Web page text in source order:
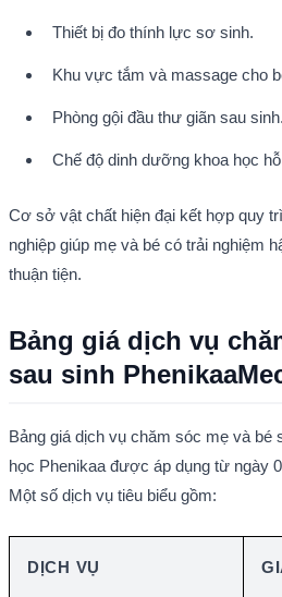
Thiết bị đo thính lực sơ sinh.
Khu vực tắm và massage cho
Phòng gội đầu thư giãn sau sinh.
Chế độ dinh dưỡng khoa học
Cơ sở vật chất hiện đại kết hợp quy
nghiệp giúp mẹ và bé có trải nghiệm
thuận tiện.
Bảng giá dịch vụ
sau sinh
Bảng giá dịch vụ chăm sóc mẹ và bé
học Phenikaa được áp dụng từ ngày
Một số dịch vụ tiêu biểu gồm:
DỊCH VỤ